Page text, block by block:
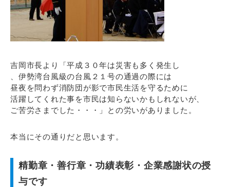
吉岡市長より「平成３０年は災害も多く発生し
、伊勢湾台風級の台風２１号の通過の際には
昼夜を問わず消防団が影で市民生活を守るために
活躍してくれた事を市民は知らないかもしれないが、
ご苦労さまでした・・・」との労いがありました。
本当にその通りだと思います。
精勤章・善行章・功績表彰・企業感謝状の授
与です